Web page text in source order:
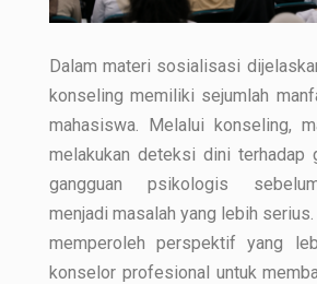
Dalam materi sosialisasi
konseling memiliki sejumlah
mahasiswa. Melalui konseling,
melakukan deteksi dini terhadap
gangguan psikologis
menjadi masalah yang lebih
memperoleh perspektif yang
konselor profesional untuk